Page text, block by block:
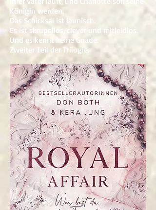
Königin werden.
Das Schicksal ist launisch.
Es ist skrupellos, clever und mitleidlos.
Und es kennt keine Gnade.
Zweiter Teil der Trilogie.